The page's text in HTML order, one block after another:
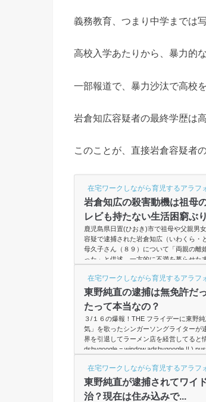
義務教育、つまり中学までは
高校入学あたりから、暴力的
一部報道で、暴力沙汰で高校
岩倉知広容疑者の最終学歴は
このことが、直接岩倉容疑者
在宅ワークしながら育児するアラフ
岩倉知広の殺害動機は祖母
レビも持たない生活困窮ぶ
鹿児島県日置(ひおき)市で祖母や父親男
容疑で逮捕された岩倉知広（いわくら・
母久子さん（８９）について「両親の離
った」と供述。一方的に不満を募らせた
を遺棄したとみられ、県警は勾留期限の
る殺人と死体遺棄の疑いで再逮捕する方
window.adsbygoogle || ).push(...
在宅ワークしながら育児するアラフ
東野純直の逮捕は無免許だ
たって本当なの？
３/１６の爆報！THE フライデーに東野
気」を歌ったシンガーソングライターが
界を引退してラーメン店を経営してると
dsbygoogle = window.adsbygoogle ||
職業 シンガーソングライター、プロデ
在宅ワークしながら育児するアラフ
東野純直が逮捕されてワイ
治？現在は住み込みで...